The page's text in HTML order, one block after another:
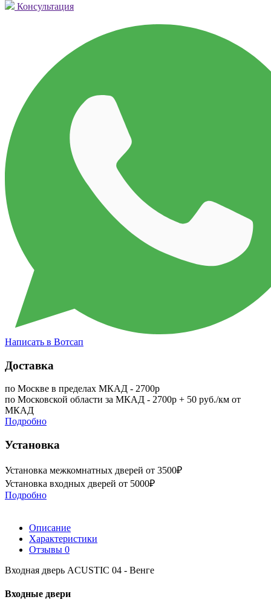
Консультация
Написать в Вотсап
Доставка
по Москве в пределах МКАД - 2700р
по Московской области за МКАД - 2700р + 50 руб./км от
МКАД
Подробно
Установка
Установка межкомнатных дверей от 3500₽
Установка входных дверей от 5000₽
Подробно
Описание
Характеристики
Отзывы 0
Входная дверь ACUSTIC 04 - Венге
Входные двери